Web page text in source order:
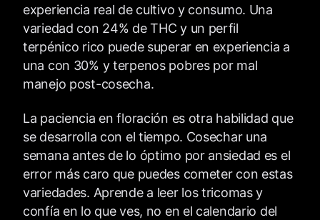
experiencia real de cultivo y consumo. Una
variedad con 24% de THC y un perfil
terpénico rico puede superar en experiencia a
una con 30% y terpenos pobres por mal
manejo post-cosecha.
La paciencia en floración es otra habilidad que
se desarrolla con el tiempo. Cosechar una
semana antes de lo óptimo por ansiedad es el
error más caro que puedes cometer con estas
variedades. Aprende a leer los tricomas y
confía en lo que ves, no en el calendario del